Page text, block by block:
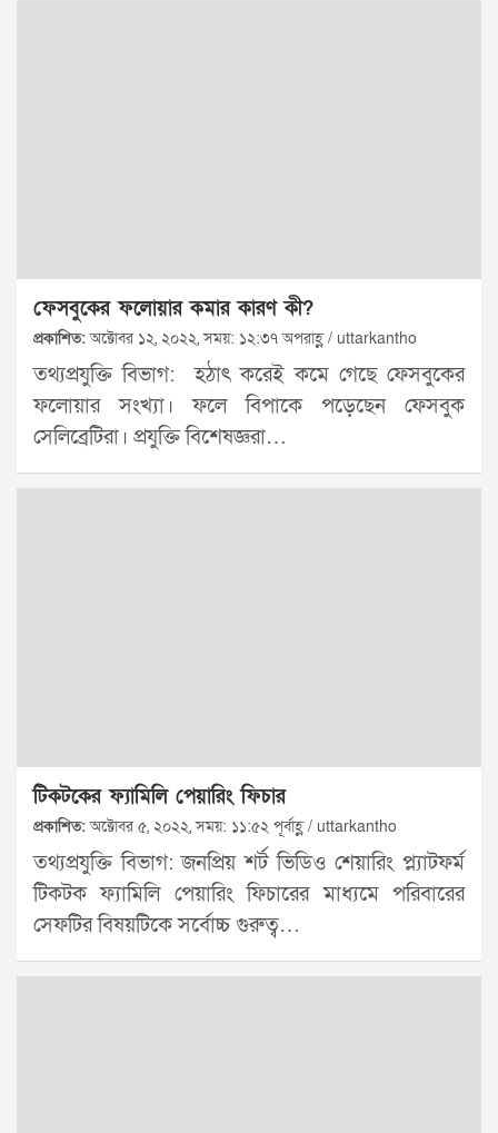
ফেসবুকের ফলোয়ার কমার কারণ কী?
প্রকাশিত:অক্টোবর ১২, ২০২২, সময়: ১২:৩৭ অপরাহ্ণ / uttarkantho
তথ্যপ্রযুক্তি বিভাগ: হঠাৎ করেই কমে গেছে ফেসবুকের
ফলোয়ার সংখ্যা। ফলে বিপাকে পড়েছেন ফেসবুক
সেলিব্রেটিরা। প্রযুক্তি বিশেষজ্ঞরা…
টিকটকের ফ্যামিলি পেয়ারিং ফিচার
প্রকাশিত:অক্টোবর ৫, ২০২২, সময়: ১১:৫২ পূর্বাহ্ণ / uttarkantho
তথ্যপ্রযুক্তি বিভাগ: জনপ্রিয় শর্ট ভিডিও শেয়ারিং প্ল্যাটফর্ম
টিকটক ফ্যামিলি পেয়ারিং ফিচারের মাধ্যমে পরিবারের
সেফটির বিষয়টিকে সর্বোচ্চ গুরুত্ব…